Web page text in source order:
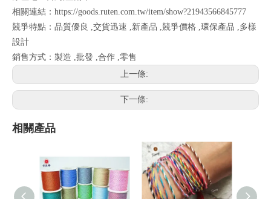
相關連結： https://goods.ruten.com.tw/item/show?21943566845777
競爭特點：品質優良 ,交貨迅速 ,新產品 ,競爭價格 ,環保產品 ,多樣
設計
銷售方式：製造 ,批發 ,合作 ,零售
上一條:
下一條:
相關產品